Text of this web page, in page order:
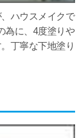
ハウスメイクで
為に、4度塗りや
丁寧な下地塗り